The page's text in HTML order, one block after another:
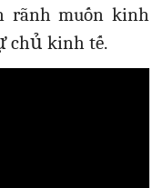
rãnh muốn kinh
chủ kinh tế.